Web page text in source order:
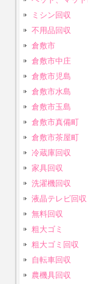
ミシン回収
不用品回収
倉敷市
倉敷市中庄
倉敷市児島
倉敷市水島
倉敷市玉島
倉敷市真備町
倉敷市茶屋町
冷蔵庫回収
家具回収
洗濯機回収
液晶テレビ回収
無料回収
粗大ゴミ
粗大ゴミ回収
自転車回収
農機具回収